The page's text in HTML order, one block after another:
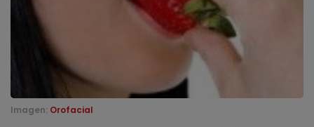
Imagen: Orofacial